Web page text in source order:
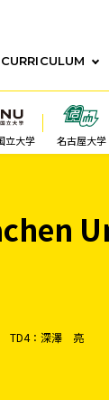
CURRICULUM
立大学 名古屋大学
TD4：深澤 亮